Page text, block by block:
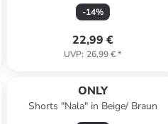
-14%
22,99 €
UVP: 26,99 €*
ONLY
Shorts "Nala" in Beige/ Braun